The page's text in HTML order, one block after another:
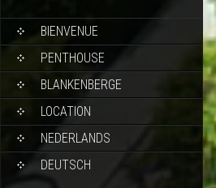
SKIP TO CONTENT
BIENVENUE
PENTHOUSE
BLANKENBERGE
LOCATION
NEDERLANDS
DEUTSCH